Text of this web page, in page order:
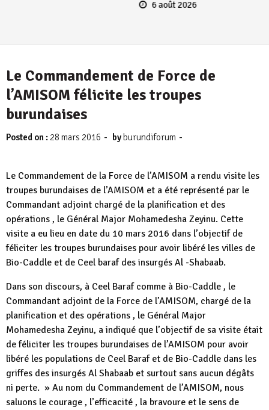
Le Commandement de Force de
l’AMISOM félicite les troupes
burundaises
Posted on : 28 mars 2016 - by burundiforum -
Le Commandement de la Force de l’AMISOM a rendu visite les
troupes burundaises de l’AMISOM et a été représenté par le
Commandant adjoint chargé de la planification et des
opérations , le Général Major Mohamedesha Zeyinu. Cette
visite a eu lieu en date du 10 mars 2016 dans l’objectif de
féliciter les troupes burundaises pour avoir libéré les villes de
Bio-Caddle et de Ceel baraf des insurgés Al -Shabaab.
Dans son discours, à Ceel Baraf comme à Bio-Caddle , le
Commandant adjoint de la Force de l’AMISOM, chargé de la
planification et des opérations , le Général Major
Mohamedesha Zeyinu, a indiqué que l’objectif de sa visite était
de féliciter les troupes burundaises de l’AMISOM pour avoir
libéré les populations de Ceel Baraf et de Bio-Caddle dans les
griffes des insurgés Al Shabaab et surtout sans aucun dégâts
ni perte. » Au nom du Commandement de l’AMISOM, nous
saluons le courage , l’efficacité , la bravoure et le sens de